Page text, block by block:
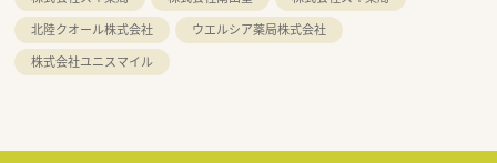
北陸クオール株式会社
ウエルシア薬局株式会社
株式会社ユニスマイル